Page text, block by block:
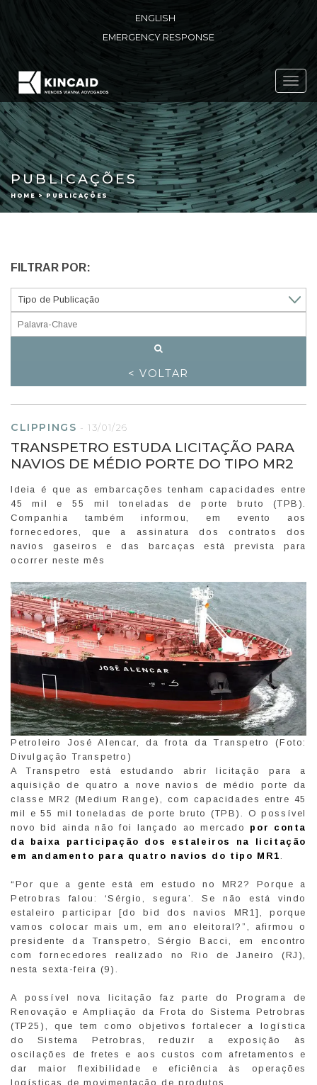
ENGLISH
EMERGENCY RESPONSE
PUBLICAÇÕES
HOME > PUBLICAÇÕES
FILTRAR POR:
< VOLTAR
CLIPPINGS -13/01/26
TRANSPETRO ESTUDA LICITAÇÃO PARA
NAVIOS DE MÉDIO PORTE DO TIPO MR2
Ideia é que as embarcações tenham capacidades entre
45 mil e 55 mil toneladas de porte bruto (TPB).
Companhia também informou, em evento aos
fornecedores, que a assinatura dos contratos dos
navios gaseiros e das barcaças está prevista para
ocorrer neste mês
Petroleiro José Alencar, da frota da Transpetro (Foto:
Divulgação Transpetro)
A Transpetro está estudando abrir licitação para a
aquisição de quatro a nove navios de médio porte da
classe MR2 (Medium Range), com capacidades entre 45
mil e 55 mil toneladas de porte bruto (TPB). O possível
novo bid ainda não foi lançado ao mercado por conta
da baixa participação dos estaleiros na licitação
em andamento para quatro navios do tipo MR1
“Por que a gente está em estudo no MR2? Porque a
Petrobras falou: ‘Sérgio, segura’. Se não está vindo
estaleiro participar [do bid dos navios MR1], porque
vamos colocar mais um, em ano eleitoral?”, afirmou o
presidente da Transpetro, Sérgio Bacci, em encontro
com fornecedores realizado no Rio de Janeiro (RJ),
nesta sexta-feira (9).
A possível nova licitação faz parte do Programa de
Renovação e Ampliação da Frota do Sistema Petrobras
(TP25), que tem como objetivos fortalecer a logística
do Sistema Petrobras, reduzir a exposição às
oscilações de fretes e aos custos com afretamentos e
dar maior flexibilidade e eficiência às operações
logísticas de movimentação de produtos.